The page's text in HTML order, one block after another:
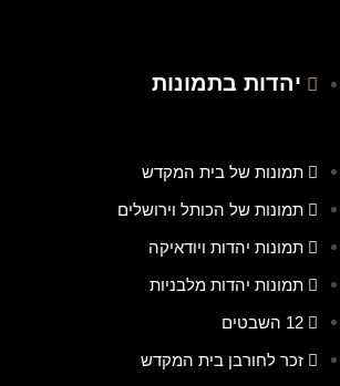
יהדות בתמונות
תמונות של בית המקדש
תמונות של הכותל וירושלים
תמונות יהדות ויודאיקה
תמונות יהדות מלבניות
12 השבטים
זכר לחורבן בית המקדש